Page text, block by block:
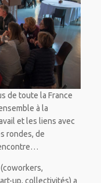
de toute la France
à la
et les liens avec
rondes, de
up, collectivités) a